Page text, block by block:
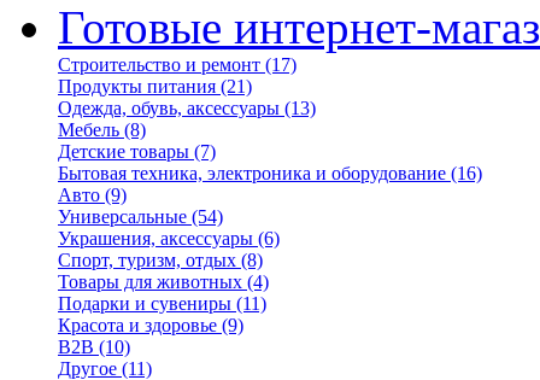
Готовые интернет-
Строительство и ремонт (17)
Продукты питания (21)
Одежда, обувь, аксессуары (13)
Мебель (8)
Детские товары (7)
Бытовая техника, электроника и оборудование (16)
Авто (9)
Универсальные (54)
Украшения, аксессуары (6)
Спорт, туризм, отдых (8)
Товары для животных (4)
Подарки и сувениры (11)
Красота и здоровье (9)
B2B (10)
Другое (11)